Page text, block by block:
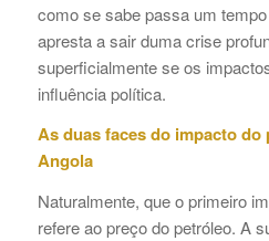
como se sabe passa um
apresta a sair duma crise
superficialmente se os
influência política.
As duas faces do impacto do
Angola
Naturalmente, que o primeiro
refere ao preço do petróleo. A